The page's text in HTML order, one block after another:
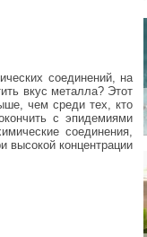
соединений, на
вкус металла? Этот
чем среди тех, кто
с эпидемиями
соединения,
высокой концентрации